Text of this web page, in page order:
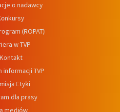
o nadawcy
(ROPAT)
w TVP
Kontakt
informacji TVP
Etyki
dla prasy
mediów